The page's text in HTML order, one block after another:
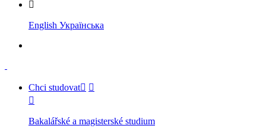
English Українська
Chci studovat
Bakalářské a magisterské studium